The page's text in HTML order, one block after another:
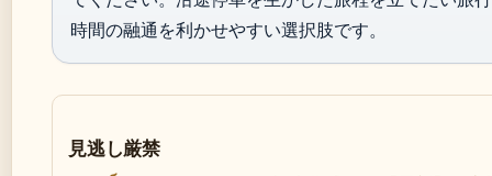
時間の融通を利かせやすい選択肢です。
見逃し厳禁